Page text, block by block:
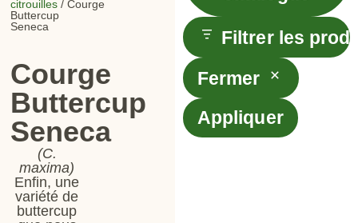
citrouilles / Courge
Buttercup
Seneca
Courge
Buttercup
Seneca
(C.
maxima)
Enfin, une
variété de
buttercup
Filtrer les
Fermer
Appliquer